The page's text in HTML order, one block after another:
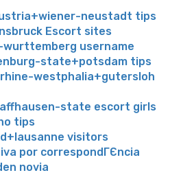
neustadt tips
Escort sites
username
state+potsdam tips
westphalia+gutersloh
state escort girls
tips
visitors
por correspondГЄncia
novia